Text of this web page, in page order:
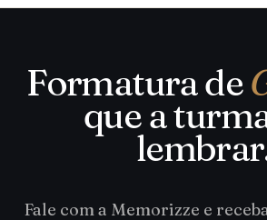
Formatura de
que a
Fale com a Memorizze e